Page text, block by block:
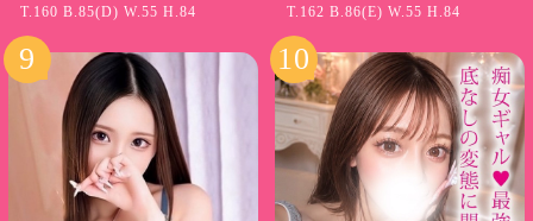
T.160 B.85(D) W.55 H.84 T.162 B.86(E) W.55 H.84